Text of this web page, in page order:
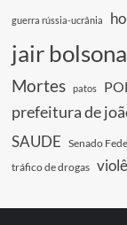
guerra rússia-ucrânia
jair
Mortes patos
prefeitura de
SAUDE Senado
tráfico de drogas